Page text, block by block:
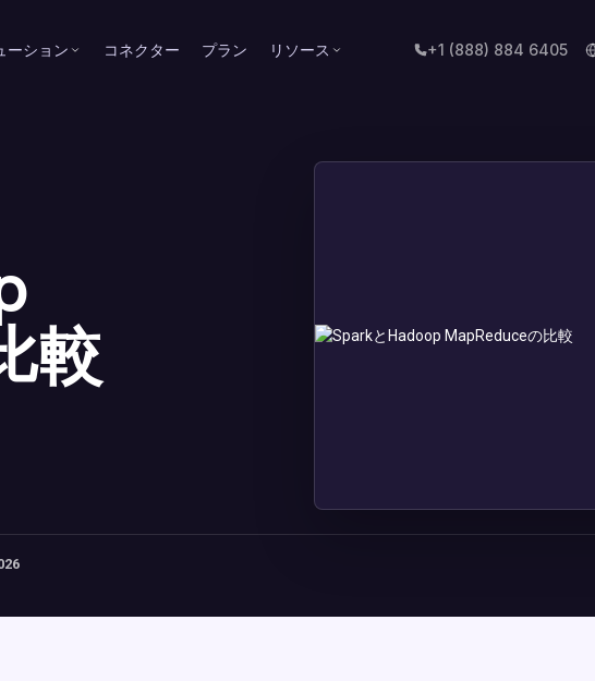
ーション コネクター プラン リソース +1 (888) 884 6405
較